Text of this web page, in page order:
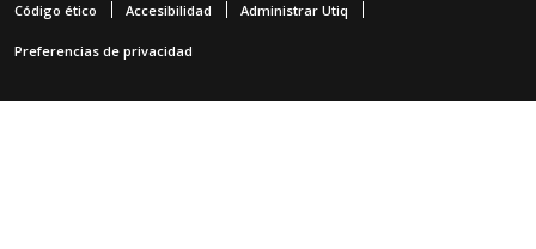
Código ético Accesibilidad Administrar Utiq
Preferencias de privacidad